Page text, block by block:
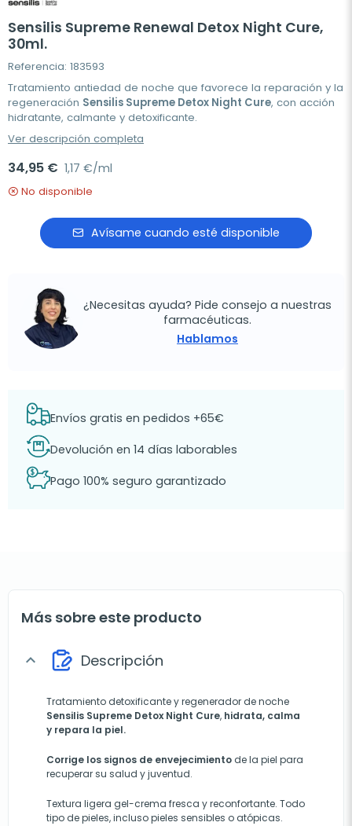
Sensilis Supreme Renewal Detox Night Cure,
30ml.
Referencia: 183593
Tratamiento antiedad de noche que favorece la reparación y la
regeneración Sensilis Supreme Detox Night Cure, con acción
hidratante, calmante y detoxificante.
Ver descripción completa
34,95 € 1,17 €/ml
No disponible
Avísame cuando esté disponible
¿Necesitas ayuda? Pide consejo a nuestras
farmacéuticas.
Hablamos
Envíos gratis en pedidos +65€
Devolución en 14 días laborables
Pago 100% seguro garantizado
Más sobre este producto
expand_more Descripción
Tratamiento detoxificante y regenerador de noche
Sensilis Supreme Detox Night Cure, hidrata, calma
y repara la piel.
Corrige los signos de envejecimiento de la piel para
recuperar su salud y juventud.
Textura ligera gel-crema fresca y reconfortante. Todo
tipo de pieles, incluso pieles sensibles o atópicas.